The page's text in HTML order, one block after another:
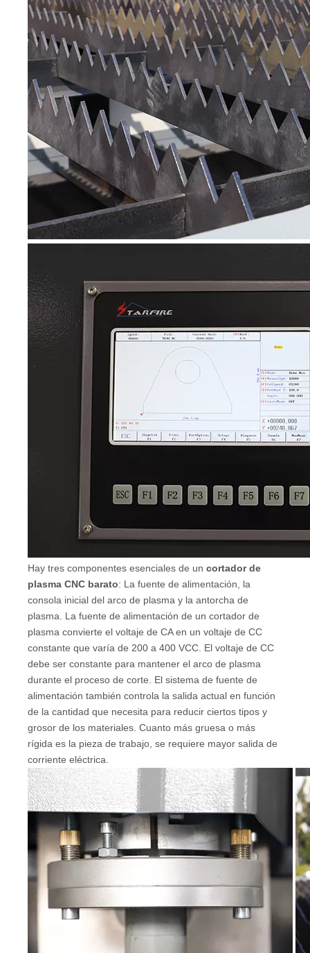
Hay tres componentes esenciales de un cortador de
plasma CNC barato: La fuente de alimentación, la
consola inicial del arco de plasma y la antorcha de
plasma. La fuente de alimentación de un cortador de
plasma convierte el voltaje de CA en un voltaje de CC
constante que varía de 200 a 400 VCC. El voltaje de CC
debe ser constante para mantener el arco de plasma
durante el proceso de corte. El sistema de fuente de
alimentación también controla la salida actual en función
de la cantidad que necesita para reducir ciertos tipos y
grosor de los materiales. Cuanto más gruesa o más
rígida es la pieza de trabajo, se requiere mayor salida de
corriente eléctrica.